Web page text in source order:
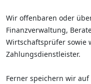
Wir offenbaren oder
Finanzverwaltung,
Wirtschaftsprüfer sowie
Zahlungsdienstleister.
Ferner speichern wir